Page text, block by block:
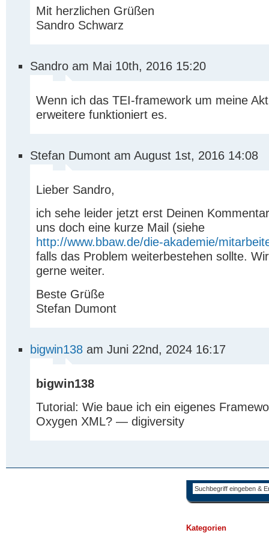
Mit herzlichen Grüßen
Sandro Schwarz
Sandro am Mai 10th, 2016 15:20
Wenn ich das TEI-framework um meine
erweitere funktioniert es.
Stefan Dumont am August 1st, 2016 14:08
Lieber Sandro,
ich sehe leider jetzt erst Deinen
uns doch eine kurze Mail (siehe
http://www.bbaw.de/die-akademie/
falls das Problem weiterbestehen sollte.
gerne weiter.
Beste Grüße
Stefan Dumont
bigwin138 am Juni 22nd, 2024 16:17
bigwin138
Tutorial: Wie baue ich ein eigenes
Oxygen XML? — digiversity
Kategorien